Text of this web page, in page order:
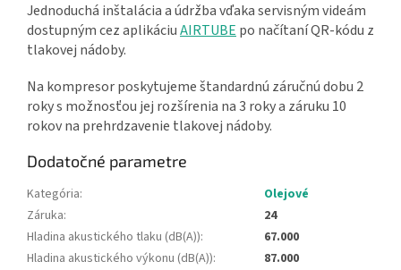
Jednoduchá inštalácia a údržba vďaka servisným videám
dostupným cez aplikáciuAIRTUBE po načítaní QR-kódu z
tlakovej nádoby.
Na kompresor poskytujeme štandardnú záručnú dobu 2
roky s možnosťou jej rozšírenia na 3 roky a záruku 10
rokov na prehrdzavenie tlakovej nádoby.
Dodatočné parametre
Kategória:
Olejové
Záruka:
24
Hladina akustického tlaku (dB(A)):
67.000
Hladina akustického výkonu (dB(A)):
87.000